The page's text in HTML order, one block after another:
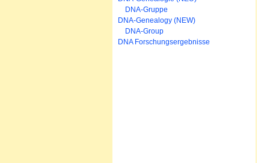
DNA-Gruppe
DNA-Genealogy (NEW)
DNA-Group
DNA Forschungsergebnisse